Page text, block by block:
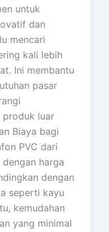
untuk
dan
mencari
kali lebih
Ini membantu
pasar
produk luar
Biaya bagi
PVC dari
harga
dengan
seperti kayu
kemudahan
yang minimal